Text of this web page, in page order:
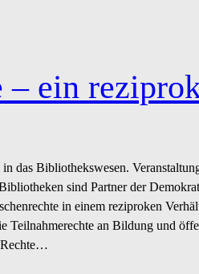
ein
das Bibliothekswesen.
sind Partner der
in einem reziproken
Teilnahmerechte an Bildung und
Rechte…